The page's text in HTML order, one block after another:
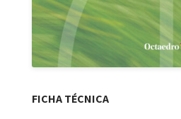
FICHA TÉCNICA